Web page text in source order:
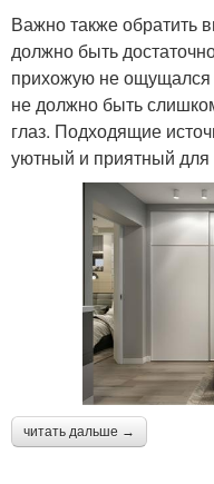
Важно также обратить
должно быть
прихожую не ощущался
не должно быть
глаз. Подходящие
уютный и приятный
читать дальше →